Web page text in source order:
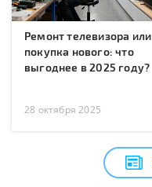
Ремонт телевизора или
покупка нового: что
выгоднее в 2025 году?
28 октября 2025